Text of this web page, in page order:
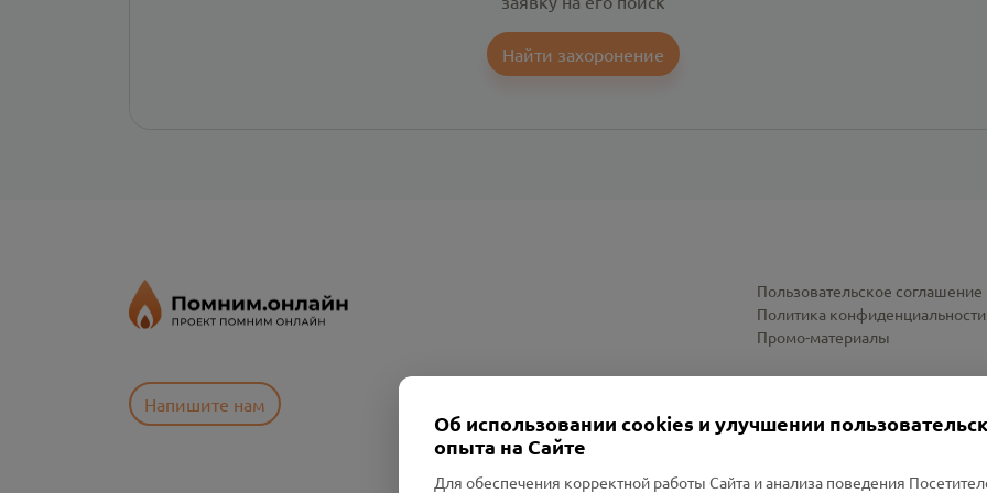
Найти захоронение
Напишите нам
Пользовательское соглашение
Политика конфиденциальности
Промо-материалы
Об использовании cookies и улучшении
опыта на Сайте
Для обеспечения корректной работы Сайта и анализа поведения